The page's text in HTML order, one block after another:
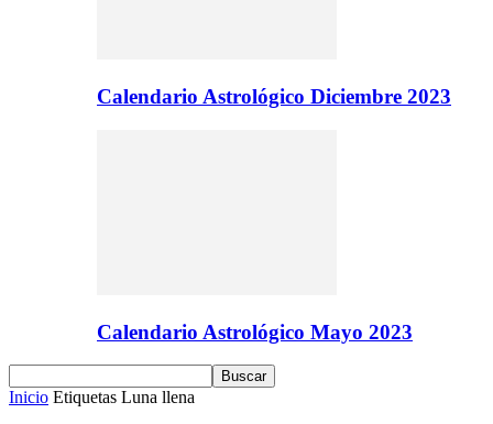
Calendario Astrológico Diciembre 2023
Calendario Astrológico Mayo 2023
Inicio Etiquetas Luna llena